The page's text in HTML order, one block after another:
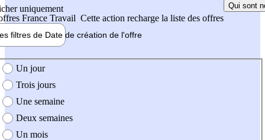
uniquement
France Travail Cette action recharge la liste des offres
Qui sont
filtres de Date de création de l'offre
création de l'offre
Un jour
Trois jours
Une semaine
Deux semaines
Un mois